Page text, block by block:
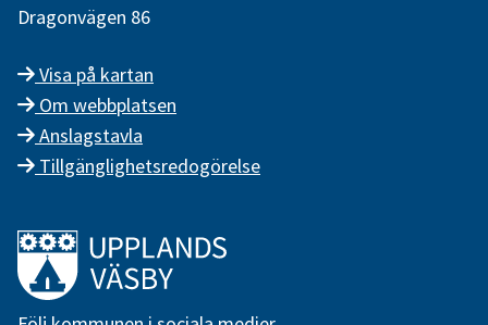
Dragonvägen 86
Visa på kartan
Om webbplatsen
Anslagstavla
Tillgänglighetsredogörelse